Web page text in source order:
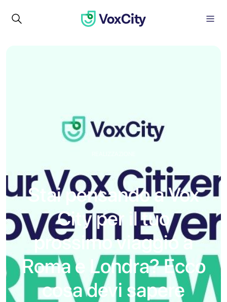
Stai pensando a Vox
City per il tuo
prossimo viaggio a
Roma e Londra? Ecco
cosa devi sapere